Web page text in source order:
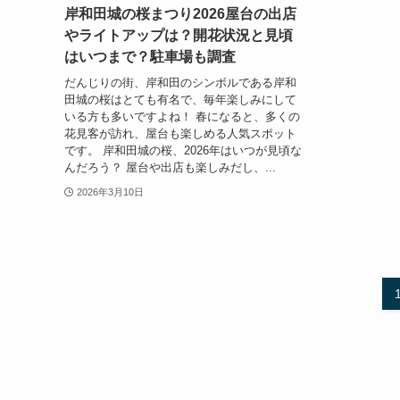
岸和田城の桜まつり2026屋台の出店
やライトアップは？開花状況と見頃
はいつまで？駐車場も調査
だんじりの街、岸和田のシンボルである岸和
田城の桜はとても有名で、毎年楽しみにして
いる方も多いですよね！ 春になると、多くの
花見客が訪れ、屋台も楽しめる人気スポット
です。 岸和田城の桜、2026年はいつが見頃な
んだろう？ 屋台や出店も楽しみだし、...
2026年3月10日
1